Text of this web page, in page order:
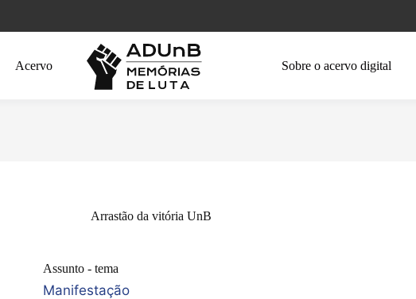
Acervo Sobre o acervo digital
Arrastão da vitória UnB
Assunto - tema
Manifestação